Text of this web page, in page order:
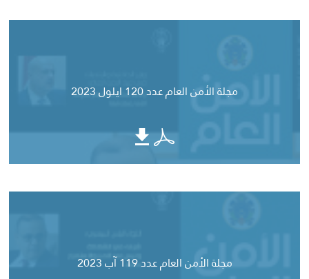
مجلة الأمن العام عدد 120 ايلول 2023
مجلة الأمن العام عدد 119 آب 2023